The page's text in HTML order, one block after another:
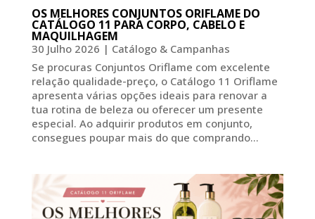
OS MELHORES CONJUNTOS ORIFLAME DO
CATÁLOGO 11 PARA CORPO, CABELO E
MAQUILHAGEM
30 Julho 2026 | Catálogo & Campanhas
Se procuras Conjuntos Oriflame com excelente
relação qualidade-preço, o Catálogo 11 Oriflame
apresenta várias opções ideais para renovar a
tua rotina de beleza ou oferecer um presente
especial. Ao adquirir produtos em conjunto,
consegues poupar mais do que comprando...